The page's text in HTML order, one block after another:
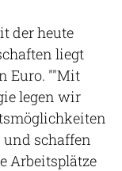
der heute
liegt
Euro. ""Mit
legen wir
schaffen
Arbeitsplätze